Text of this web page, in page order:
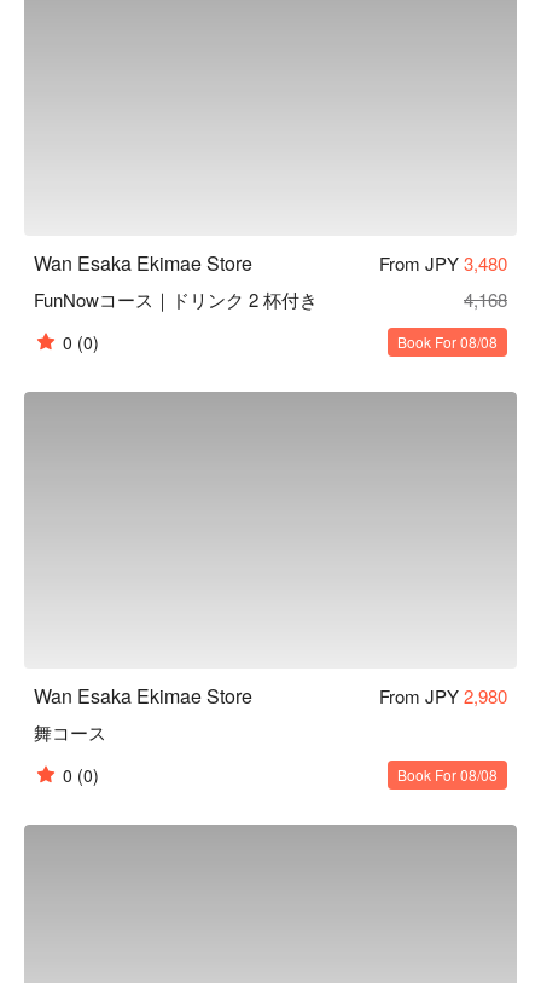
Wan Esaka Ekimae Store From JPY3,480
FunNowコース｜ドリンク 2 杯付き
4,168
0 (0) Book For 08/08
Wan Esaka Ekimae Store From JPY2,980
舞コース
0 (0) Book For 08/08